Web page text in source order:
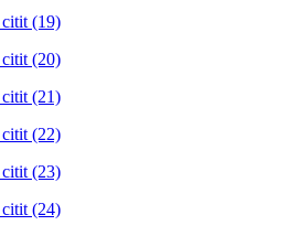
(19)
(20)
(21)
(22)
(23)
(24)